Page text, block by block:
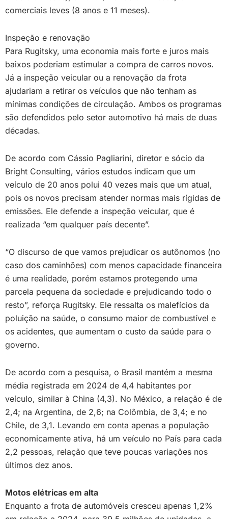
comerciais leves (8 anos e 11 meses).
Inspeção e renovação
Para Rugitsky, uma economia mais forte e juros mais
baixos poderiam estimular a compra de carros novos.
Já a inspeção veicular ou a renovação da frota
ajudariam a retirar os veículos que não tenham as
mínimas condições de circulação. Ambos os programas
são defendidos pelo setor automotivo há mais de duas
décadas.
De acordo com Cássio Pagliarini, diretor e sócio da
Bright Consulting, vários estudos indicam que um
veículo de 20 anos polui 40 vezes mais que um atual,
pois os novos precisam atender normas mais rígidas de
emissões. Ele defende a inspeção veicular, que é
realizada “em qualquer país decente”.
“O discurso de que vamos prejudicar os autônomos (no
caso dos caminhões) com menos capacidade financeira
é uma realidade, porém estamos protegendo uma
parcela pequena da sociedade e prejudicando todo o
resto”, reforça Rugitsky. Ele ressalta os malefícios da
poluição na saúde, o consumo maior de combustível e
os acidentes, que aumentam o custo da saúde para o
governo.
De acordo com a pesquisa, o Brasil mantém a mesma
média registrada em 2024 de 4,4 habitantes por
veículo, similar à China (4,3). No México, a relação é de
2,4; na Argentina, de 2,6; na Colômbia, de 3,4; e no
Chile, de 3,1. Levando em conta apenas a população
economicamente ativa, há um veículo no País para cada
2,2 pessoas, relação que teve poucas variações nos
últimos dez anos.
Motos elétricas em alta
Enquanto a frota de automóveis cresceu apenas 1,2%